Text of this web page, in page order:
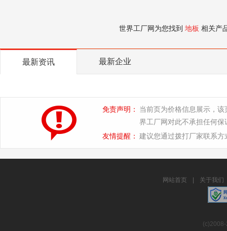
世界工厂网为您找到 地板 相关产
最新资讯 最新企业
免责声明：
当前页为价格信息展示，
界工厂网对此不承担任何保
友情提醒： 建议您通过拨打厂家联系
网站首页 关于我们